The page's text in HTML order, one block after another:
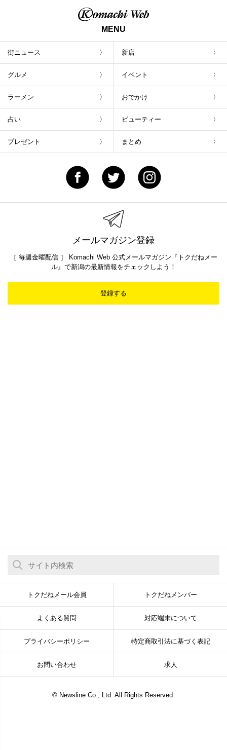
MENU
街ニュース 新店
グルメ イベント
ラーメン おでかけ
占い ビューティー
プレゼント まとめ
メールマガジン登録
［ 毎週金曜配信 ］ Komachi Web 公式メールマガジン『トクだねメー
ル』で新潟の最新情報をチェックしよう！
登録する
トクだねメール会員 トクだねメンバー
よくある質問 対応端末について
プライバシーポリシー 特定商取引法に基づく表記
お問い合わせ 求人
© Newsline Co., Ltd. All Rights Reserved.